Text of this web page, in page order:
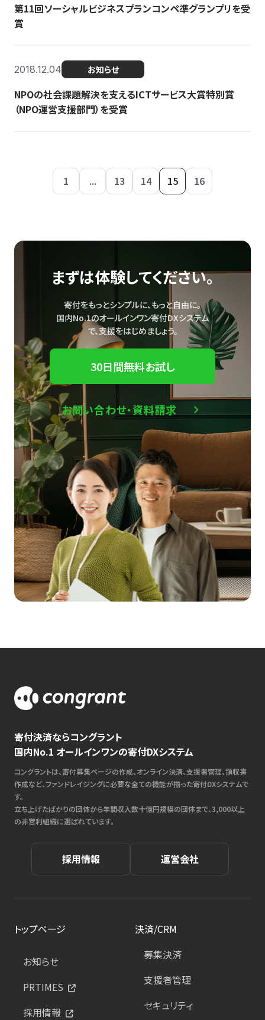
第11回ソーシャルビジネスプランコンペ準グランプリを受
賞
2018.12.04 お知らせ
NPOの社会課題解決を支えるICTサービス大賞特別賞
（NPO運営支援部門）を受賞
1 ... 13 14 15 16
まずは体験してください。
寄付をもっとシンプルに、もっと自由に。
国内No.1のオールインワン寄付DXシステム
で、支援をはじめましょう。
30日間無料お試し
お問い合わせ・資料請求
寄付決済ならコングラント
国内No.1 オールインワンの寄付DXシステム
コングラントは、寄付募集ページの作成、オンライン決済、支援者管理、領収書
作成など、ファンドレイジングに必要な全ての機能が揃った寄付DXシステムで
す。
立ち上げたばかりの団体から年間収入数十億円規模の団体まで、3,000以上
の非営利組織に選ばれています。
採用情報 運営会社
トップページ
お知らせ
PRTIMES
採用情報
決済/CRM
募集決済
支援者管理
セキュリティ